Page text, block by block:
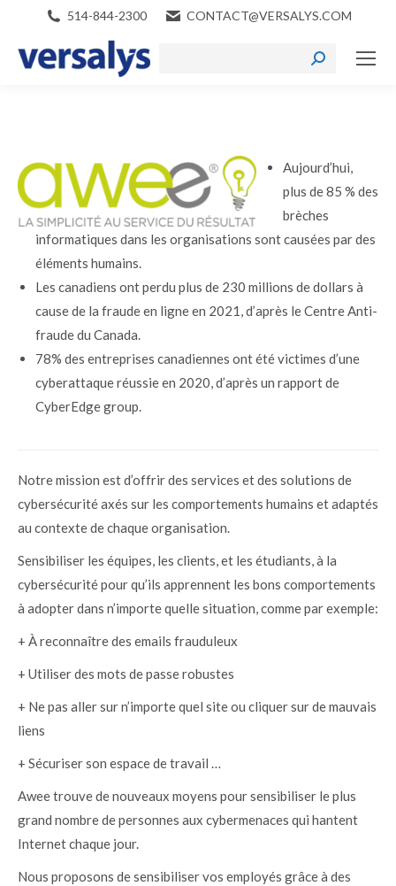
514-844-2300 CONTACT@VERSALYS.COM
Aujourd’hui,
plus de 85 % des
brèches
informatiques dans les organisations sont causées par des
éléments humains.
Les canadiens ont perdu plus de 230 millions de dollars à
cause de la fraude en ligne en 2021, d’après le Centre Anti-
fraude du Canada.
78% des entreprises canadiennes ont été victimes d’une
cyberattaque réussie en 2020, d’après un rapport de
CyberEdge group.
Notre mission est d’offrir des services et des solutions de
cybersécurité axés sur les comportements humains et adaptés
au contexte de chaque organisation.
Sensibiliser les équipes, les clients, et les étudiants, à la
cybersécurité pour qu’ils apprennent les bons comportements
à adopter dans n’importe quelle situation, comme par exemple:
+ À reconnaître des emails frauduleux
+ Utiliser des mots de passe robustes
+ Ne pas aller sur n’importe quel site ou cliquer sur de mauvais
liens
+ Sécuriser son espace de travail …
Awee trouve de nouveaux moyens pour sensibiliser le plus
grand nombre de personnes aux cybermenaces qui hantent
Internet chaque jour.
Nous proposons de sensibiliser vos employés grâce à des